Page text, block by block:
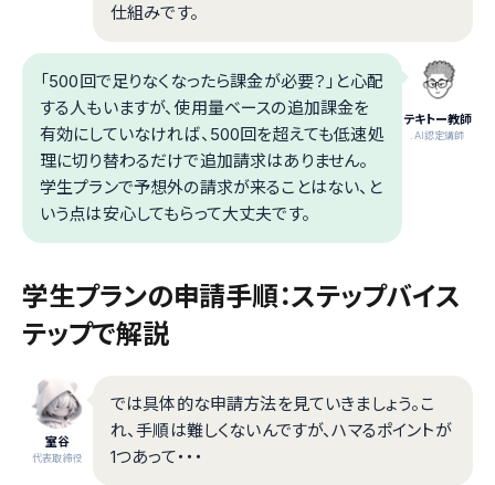
仕組みです。
テキトー教師
.AI認定講師
「500回で足りなくなったら課金が必要？」と心配
する人もいますが、使用量ベースの追加課金を
有効にしていなければ、500回を超えても低速処
理に切り替わるだけで追加請求はありません。
学生プランで予想外の請求が来ることはない、と
いう点は安心してもらって大丈夫です。
学生プランの申請手順：ステップバイス
テップで解説
室谷
代表取締役
では具体的な申請方法を見ていきましょう。こ
れ、手順は難しくないんですが、ハマるポイントが
1つあって・・・